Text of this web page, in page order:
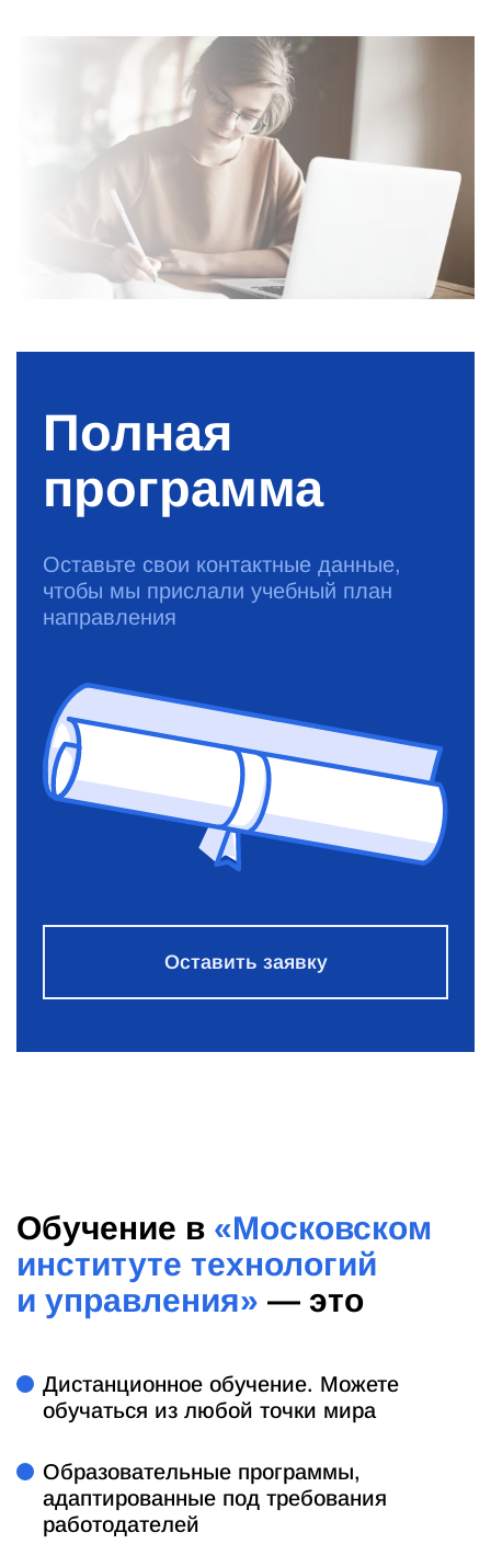
Полная
программа
Оставьте свои контактные данные,
чтобы мы прислали учебный план
направления
Оставить заявку
Обучение в «Московском
институте технологий
и управления» — это
Дистанционное обучение. Можете
обучаться из любой точки мира
Образовательные программы,
адаптированные под требования
работодателей